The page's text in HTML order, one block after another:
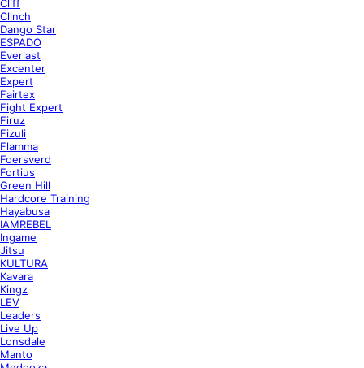
Cliff
Clinch
Dango Star
ESPADO
Everlast
Excenter
Expert
Fairtex
Fight Expert
Firuz
Fizuli
Flamma
Foersverd
Fortius
Green Hill
Hardcore Training
Hayabusa
IAMREBEL
Ingame
Jitsu
KULTURA
Kavara
Kingz
LEV
Leaders
Live Up
Lonsdale
Manto